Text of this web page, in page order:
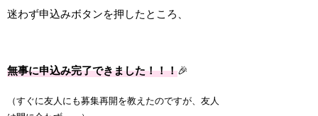
迷わず申込みボタンを押したところ、
無事に申込み完了できました！！！🎉
（すぐに友人にも募集再開を教えたのですが、友人